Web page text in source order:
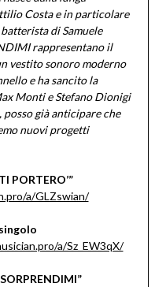
Costa e in particolare
di Samuele
rappresentano il
vestito sonoro moderno
e ha sancito la
Monti e Stefano Dionigi
già anticipare che
nuovi progetti
PORTERO’”
a/GLZswian/
a/Sz_EW3qX/